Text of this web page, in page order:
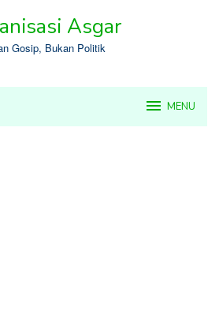
Asgar
Gosip, Bukan Politik
MENU